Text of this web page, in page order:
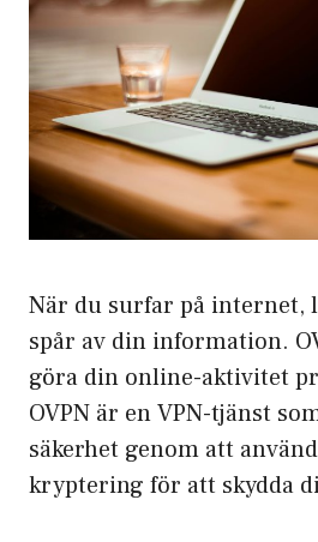
När du surfar på internet,
spår av din information.
göra din online-aktivitet
OVPN är en VPN-tjänst
säkerhet genom att
kryptering för att skydda